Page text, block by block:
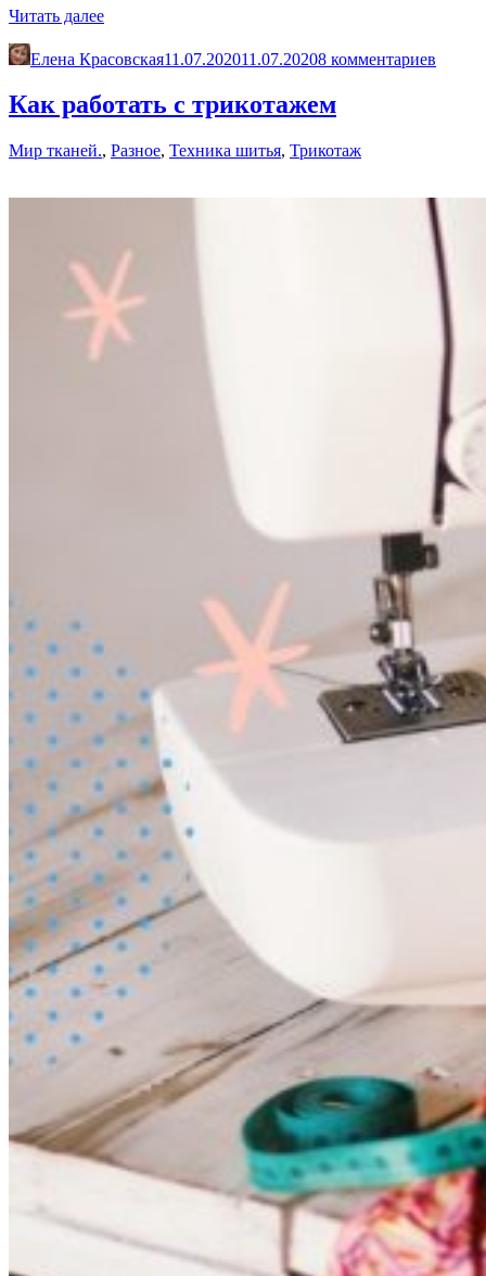
Читать далее«Летнее
для
пляжа.
просто»
Елена Красовская11.07.202011.07.20208 комментариев
Как работать с трикотажем
Мир тканей., Разное, Техника шитья, Трикотаж